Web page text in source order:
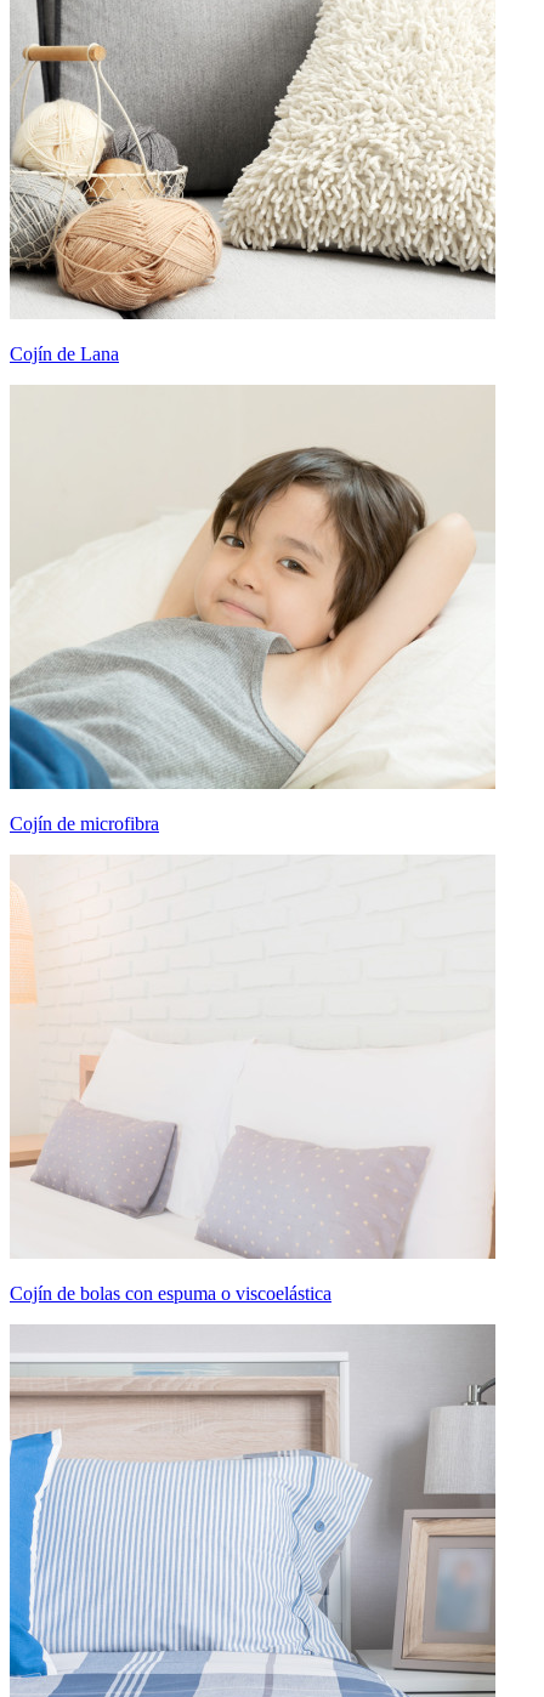
Cojín de Lana
Cojín de microfibra
Cojín de bolas con espuma o viscoelástica